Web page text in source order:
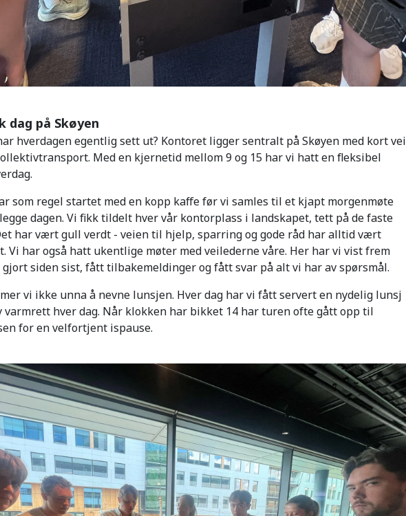
dag på Skøyen
hverdagen egentlig sett ut? Kontoret ligger sentralt på Skøyen med kort vei
Med en kjernetid mellom 9 og 15 har vi hatt en fleksibel
som regel startet med en kopp kaffe før vi samles til et kjapt morgenmøte
dagen. Vi fikk tildelt hver vår kontorplass i landskapet, tett på de faste
har vært gull verdt - veien til hjelp, sparring og gode råd har alltid vært
Vi har også hatt ukentlige møter med veilederne våre. Her har vi vist frem
gjort siden sist, fått tilbakemeldinger og fått svar på alt vi har av spørsmål.
vi ikke unna å nevne lunsjen. Hver dag har vi fått servert en nydelig lunsj
varmrett hver dag. Når klokken har bikket 14 har turen ofte gått opp til
for en velfortjent ispause.